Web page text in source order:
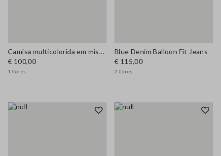
Camisa multicolorida em mistura de algodão ajustada regular
€ 100,00
1 Cores
Blue Denim Balloon Fit Jeans
€ 115,00
2 Cores